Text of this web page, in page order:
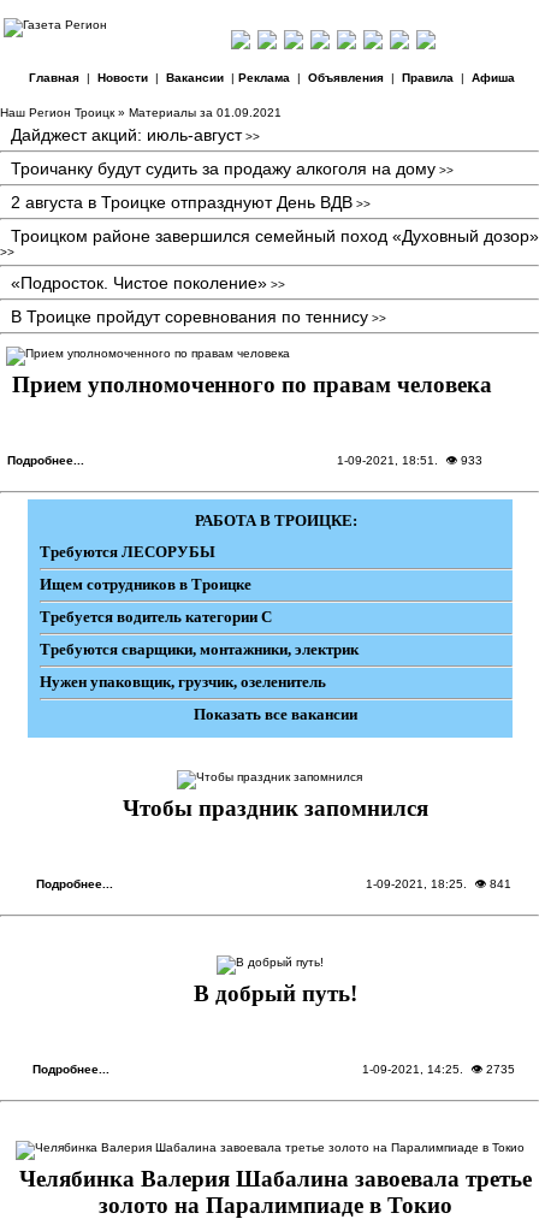
Главная| Новости| Вакансии| Реклама | Объявления| Правила | Афиша
Наш Регион Троицк » Материалы за 01.09.2021
Дайджест акций: июль-август>>
Троичанку будут судить за продажу алкоголя на дому >>
2 августа в Троицке отпразднуют День ВДВ >>
Троицком районе завершился семейный поход «Духовный дозор»
>>
«Подросток. Чистое поколение» >>
В Троицке пройдут соревнования по теннису >>
Прием уполномоченного по правам человека
Подробнее... 1-09-2021, 18:51 . 👁 933
РАБОТА В ТРОИЦКЕ:
Требуются ЛЕСОРУБЫ
Ищем сотрудников в Троицке
Требуется водитель категории С
Требуются сварщики, монтажники, электрик
Нужен упаковщик, грузчик, озеленитель
Показать все вакансии
Чтобы праздник запомнился
Подробнее... 1-09-2021, 18:25. 👁 841
В добрый путь!
Подробнее... 1-09-2021, 14:25. 👁 2735
Челябинка Валерия Шабалина завоевала третье
золото на Паралимпиаде в Токио